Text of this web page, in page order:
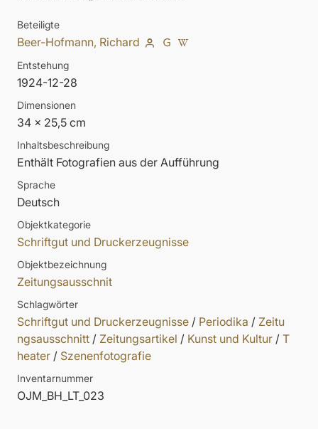
Beteiligte
Beer-Hofmann, Richard
Entstehung
1924-12-28
Dimensionen
34 x 25,5 cm
Inhaltsbeschreibung
Enthält Fotografien aus der Aufführung
Sprache
Deutsch
Objektkategorie
Schriftgut und Druckerzeugnisse
Objektbezeichnung
Zeitungsausschnit
Schlagwörter
Schriftgut und Druckerzeugnisse / Periodika / Zeitu
ngsausschnitt / Zeitungsartikel / Kunst und Kultur / T
heater / Szenenfotografie
Inventarnummer
OJM_BH_LT_023